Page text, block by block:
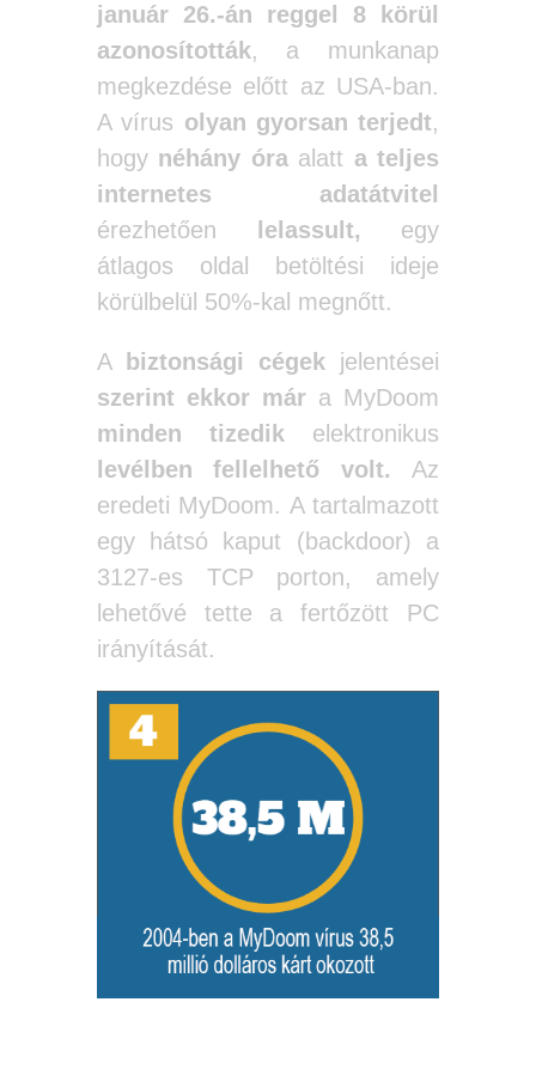
január 26.-án reggel 8
körül
azonosították, a munkanap
megkezdése előtt az USA-ban.
A vírus olyan gyorsan terjedt,
hogy néhány óraalatt a teljes
internetes adatátvitel
érezhetően
lelassult, egy
átlagos oldal betöltési ideje
körülbelül 50%-kal megnőtt.
A biztonsági cégek jelentései
szerint ekkor már a MyDoom
minden tizedik elektronikus
levélben fellelhető volt. Az
eredeti MyDoom. A tartalmazott
egy hátsó kaput (backdoor) a
3127-es TCP porton, amely
lehetővé tette a fertőzött PC
irányítását.